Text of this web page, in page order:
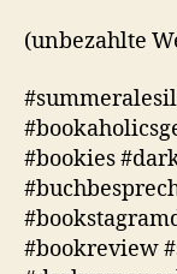
(unbezahlte
#bookies
#bookreview